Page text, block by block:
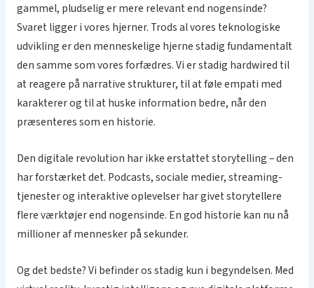
gammel, pludselig er mere relevant end nogensinde?
Svaret ligger i vores hjerner. Trods al vores teknologiske
udvikling er den menneskelige hjerne stadig fundamentalt
den samme som vores forfædres. Vi er stadig hardwired til
at reagere på narrative strukturer, til at føle empati med
karakterer og til at huske information bedre, når den
præsenteres som en historie.
Den digitale revolution har ikke erstattet storytelling – den
har forstærket det. Podcasts, sociale medier, streaming-
tjenester og interaktive oplevelser har givet storytellere
flere værktøjer end nogensinde. En god historie kan nu nå
millioner af mennesker på sekunder.
Og det bedste? Vi befinder os stadig kun i begyndelsen. Med